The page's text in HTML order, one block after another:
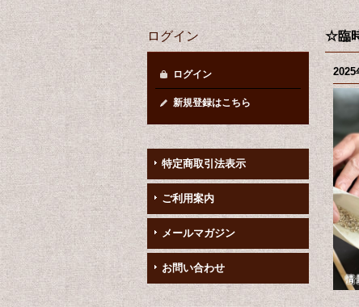
ログイン
ログイン
新規登録はこちら
特定商取引法表示
ご利用案内
メールマガジン
お問い合わせ
☆臨
2025